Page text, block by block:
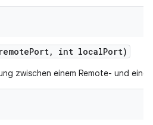
Port, int localPort)
zwischen einem Remote- und